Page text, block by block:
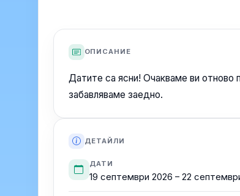
ОПИСАНИЕ
Датите са ясни! Очакваме ви отново
забавляваме заедно.
ДЕТАЙЛИ
ДАТИ
19 септември 2026 – 22